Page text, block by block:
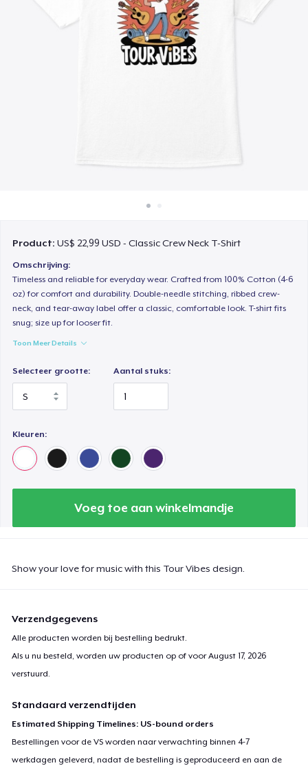
Verkoop overal
Verkoop alles
Product:US$ 22,99 USD - Classic Crew Neck T-Shirt
Omschrijving:
Timeless and reliable for everyday wear. Crafted from 100% Cotton (4-6
oz) for comfort and durability. Double-needle stitching, ribbed crew-
neck, and tear-away label offer a classic, comfortable look. T-shirt fits
snug; size up for looser fit.
Toon Meer Details
Selecteer grootte: Aantal stuks:
Kleuren:
Voeg toe aan winkelmandje
Show your love for music with this Tour Vibes design.
Verzendgegevens
Alle producten worden bij bestelling bedrukt.
Als u nu besteld, worden uw producten op of voorAugust 17, 2026
verstuurd.
Standaard verzendtijden
Estimated Shipping Timelines: US-bound orders
Bestellingen voor de VS worden naar verwachting binnen 4-7
werkdagen geleverd, nadat de bestelling is geproduceerd en aan de